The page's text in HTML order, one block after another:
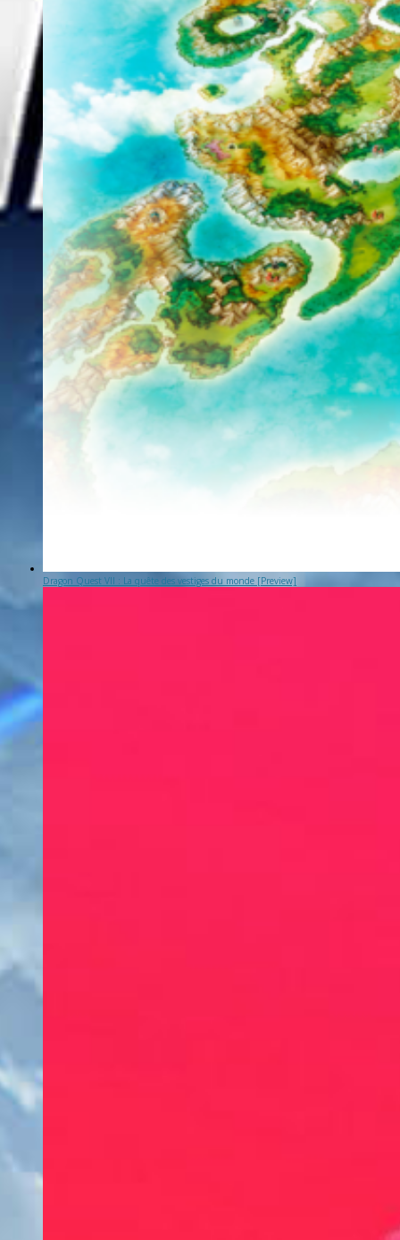
Dragon Quest VII : La quête des vestiges du monde [Preview]